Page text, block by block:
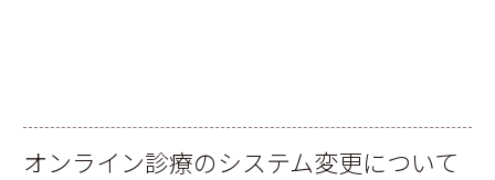
オンライン診療のシステム変更について